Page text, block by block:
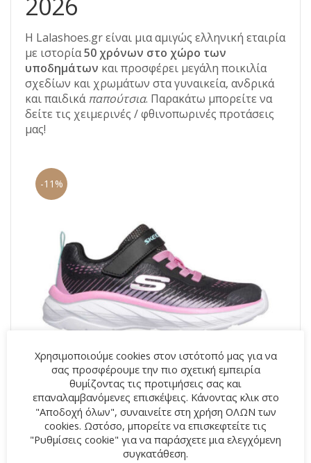
Η Lalashoes.gr είναι μια αμιγώς ελληνική εταιρία
με ιστορία50 χρόνων στο χώρο των
υποδημάτων και προσφέρει μεγάλη ποικιλία
σχεδίων και χρωμάτων στα γυναικεία, ανδρικά
και παιδικά παπούτσια. Παρακάτω μπορείτε να
δείτε τις χειμερινές / φθινοπωρινές προτάσεις
μας!
-11%
Παιδικό αθλητικό skechers Boundless Color Blitz
303599L-BKMT Μαύρο χρώμα
Χρησιμοποιούμε cookies στον ιστότοπό μας για να
σας προσφέρουμε την πιο σχετική εμπειρία
θυμίζοντας τις προτιμήσεις σας και
επαναλαμβανόμενες επισκέψεις. Κάνοντας κλικ στο
"Αποδοχή όλων", συναινείτε στη χρήση ΟΛΩΝ των
cookies. Ωστόσο, μπορείτε να επισκεφτείτε τις
"Ρυθμίσεις cookie" για να παράσχετε μια ελεγχόμενη
συγκατάθεση.